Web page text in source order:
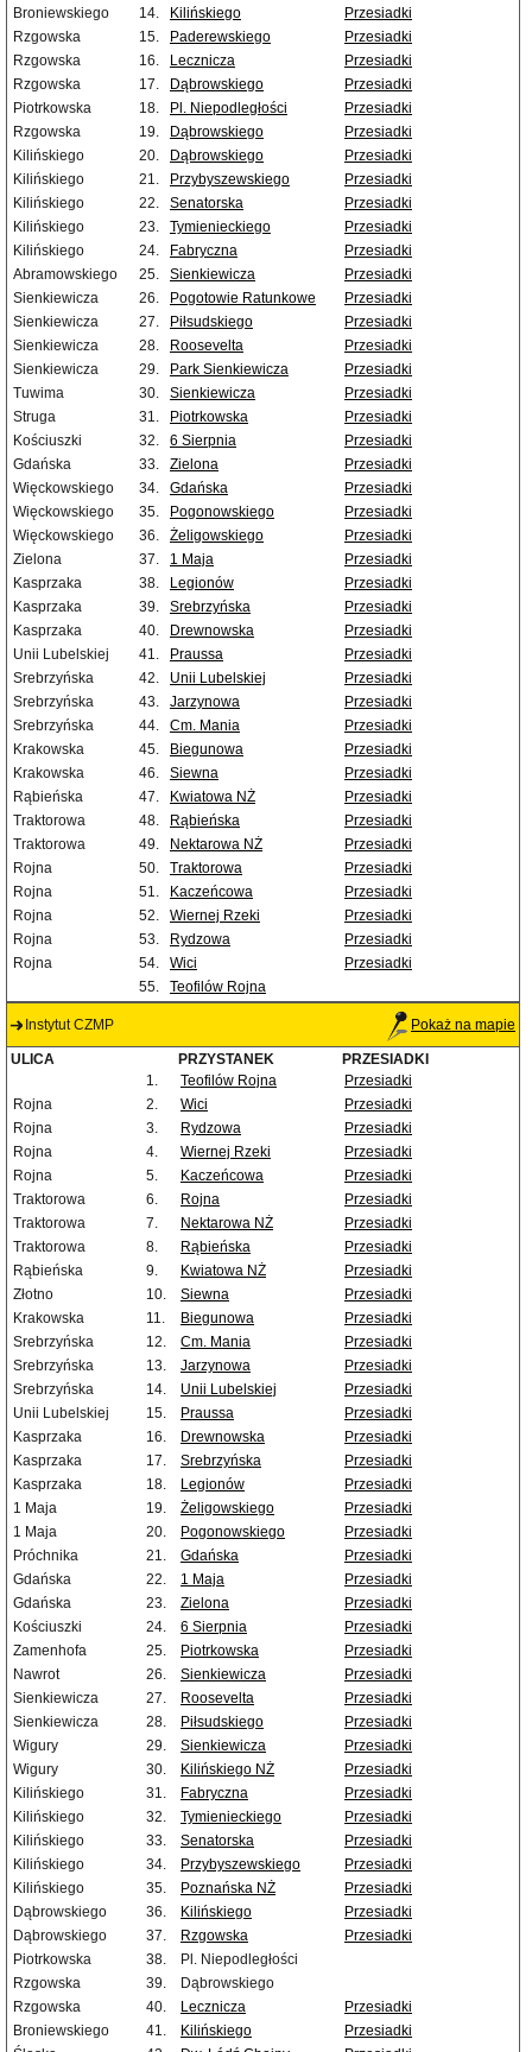
Broniewskiego
14. Kilińskiego
Przesiadki
Rzgowska
15. Paderewskiego
Przesiadki
Rzgowska
16. Lecznicza
Przesiadki
Rzgowska
17. Dąbrowskiego
Przesiadki
Piotrkowska
18. Pl. Niepodległości
Przesiadki
Rzgowska
19. Dąbrowskiego
Przesiadki
Kilińskiego
20. Dąbrowskiego
Przesiadki
Kilińskiego
21. Przybyszewskiego
Przesiadki
Kilińskiego
22. Senatorska
Przesiadki
Kilińskiego
23. Tymienieckiego
Przesiadki
Kilińskiego
24. Fabryczna
Przesiadki
Abramowskiego
25. Sienkiewicza
Przesiadki
Sienkiewicza
26. Pogotowie Ratunkowe
Przesiadki
Sienkiewicza
27. Piłsudskiego
Przesiadki
Sienkiewicza
28. Roosevelta
Przesiadki
Sienkiewicza
29. Park Sienkiewicza
Przesiadki
Tuwima
30. Sienkiewicza
Przesiadki
Struga
31. Piotrkowska
Przesiadki
Kościuszki
32. 6 Sierpnia
Przesiadki
Gdańska
33. Zielona
Przesiadki
Więckowskiego
34. Gdańska
Przesiadki
Więckowskiego
35. Pogonowskiego
Przesiadki
Więckowskiego
36. Żeligowskiego
Przesiadki
Zielona
37. 1 Maja
Przesiadki
Kasprzaka
38. Legionów
Przesiadki
Kasprzaka
39. Srebrzyńska
Przesiadki
Kasprzaka
40. Drewnowska
Przesiadki
Unii Lubelskiej
41. Praussa
Przesiadki
Srebrzyńska
42. Unii Lubelskiej
Przesiadki
Srebrzyńska
43. Jarzynowa
Przesiadki
Srebrzyńska
44. Cm. Mania
Przesiadki
Krakowska
45. Biegunowa
Przesiadki
Krakowska
46. Siewna
Przesiadki
Rąbieńska
47. Kwiatowa NŻ
Przesiadki
Traktorowa
48. Rąbieńska
Przesiadki
Traktorowa
49. Nektarowa NŻ
Przesiadki
Rojna
50. Traktorowa
Przesiadki
Rojna
51. Kaczeńcowa
Przesiadki
Rojna
52. Wiernej Rzeki
Przesiadki
Rojna
53. Rydzowa
Przesiadki
Rojna
54. Wici
Przesiadki
55.
Teofilów Rojna
Instytut CZMP Pokaż na mapie
ULICA PRZYSTANEK
PRZESIADKI
1.
Teofilów Rojna
Przesiadki
Rojna
2. Wici
Przesiadki
Rojna
3. Rydzowa
Przesiadki
Rojna
4. Wiernej Rzeki
Przesiadki
Rojna
5. Kaczeńcowa
Przesiadki
Traktorowa
6. Rojna
Przesiadki
Traktorowa
7. Nektarowa NŻ
Przesiadki
Traktorowa
8. Rąbieńska
Przesiadki
Rąbieńska
9. Kwiatowa NŻ
Przesiadki
Złotno
10. Siewna
Przesiadki
Krakowska
11. Biegunowa
Przesiadki
Srebrzyńska
12. Cm. Mania
Przesiadki
Srebrzyńska
13. Jarzynowa
Przesiadki
Srebrzyńska
14. Unii Lubelskiej
Przesiadki
Unii Lubelskiej
15. Praussa
Przesiadki
Kasprzaka
16. Drewnowska
Przesiadki
Kasprzaka
17. Srebrzyńska
Przesiadki
Kasprzaka
18. Legionów
Przesiadki
1 Maja
19. Żeligowskiego
Przesiadki
1 Maja
20. Pogonowskiego
Przesiadki
Próchnika
21. Gdańska
Przesiadki
Gdańska
22. 1 Maja
Przesiadki
Gdańska
23. Zielona
Przesiadki
Kościuszki
24. 6 Sierpnia
Przesiadki
Zamenhofa
25. Piotrkowska
Przesiadki
Nawrot
26. Sienkiewicza
Przesiadki
Sienkiewicza
27. Roosevelta
Przesiadki
Sienkiewicza
28. Piłsudskiego
Przesiadki
Wigury
29. Sienkiewicza
Przesiadki
Wigury
30. Kilińskiego NŻ
Przesiadki
Kilińskiego
31. Fabryczna
Przesiadki
Kilińskiego
32. Tymienieckiego
Przesiadki
Kilińskiego
33. Senatorska
Przesiadki
Kilińskiego
34. Przybyszewskiego
Przesiadki
Kilińskiego
35. Poznańska NŻ
Przesiadki
Dąbrowskiego
36. Kilińskiego
Przesiadki
Dąbrowskiego
37. Rzgowska
Przesiadki
Piotrkowska
38.
Pl. Niepodległości
Rzgowska
39.
Dąbrowskiego
Rzgowska
40. Lecznicza
Przesiadki
Broniewskiego
41. Kilińskiego
Przesiadki